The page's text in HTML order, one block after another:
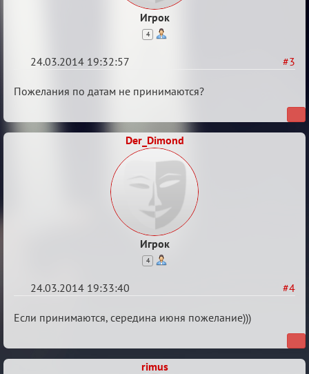
Игрок
4
#3
24.03.2014 19:32:57
Re:
лет
Пожелания по датам не принимаются?
Der_Dimond
Игрок
4
#4
24.03.2014 19:33:40
Re:
лет
Если принимаются, середина июня пожелание)))
rimus